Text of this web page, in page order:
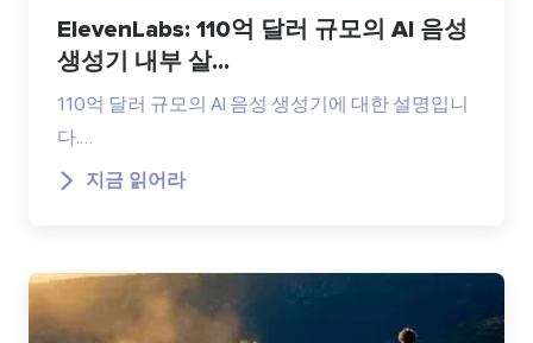
ElevenLabs: 110억 달러 규모의 AI 음성
생성기 내부 살...
110억 달러 규모의 AI 음성 생성기에 대한 설명입니
다.…
지금 읽어라